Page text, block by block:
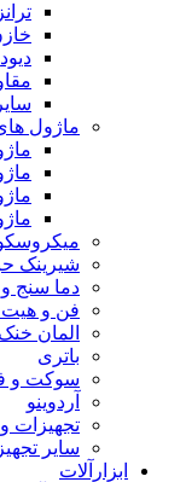
دیود
ماژول
شیرینک
دما سنج
فن و
المان
باتری
سوکت و
آردوینو
تجهیزات
سایر
ابزارآلات